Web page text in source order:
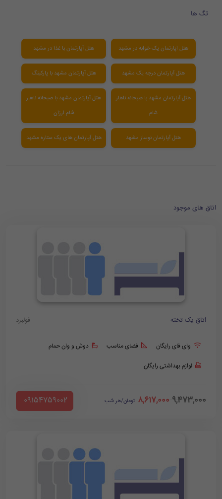
تگ ها
هتل اپارتمان یک خوابه در مشهد هتل آپارتمان با غذا در مشهد
هتل آپارتمان درجه یک مشهد هتل آپارتمان مشهد با پارکینگ
هتل آپارتمان مشهد با صبحانه ناهار
شام
هتل آپارتمان مشهد با صبحانه ناهار
شام ارزان
هتل آپارتمان نوساز مشهد هتل آپارتمان های یک ستاره مشهد
اتاق های موجود
اتاق یک تخته فولبرد
وای فای رایگان فضای مناسب دوش و وان حمام
لوازم بهداشتی رایگان
9,473,000
8,617,000 تومان/هر شب ‪ 09154759002